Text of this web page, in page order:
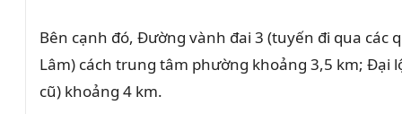
Bên cạnh đó, Đường vành đai 3 (tuyến đi qua các
Lâm) cách trung tâm phường khoảng 3,5 km; Đại
cũ) khoảng 4 km.